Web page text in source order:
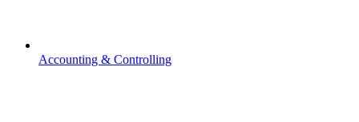
Accounting & Controlling